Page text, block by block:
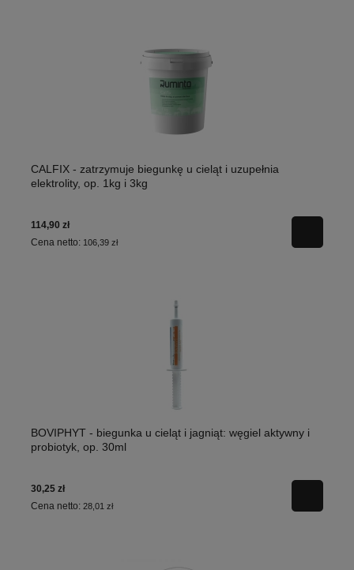
CALFIX - zatrzymuje biegunkę u cieląt i uzupełnia
elektrolity, op. 1kg i 3kg
114,90 zł
Cena netto: 106,39 zł
BOVIPHYT - biegunka u cieląt i jagniąt: węgiel aktywny i
probiotyk, op. 30ml
30,25 zł
Cena netto: 28,01 zł